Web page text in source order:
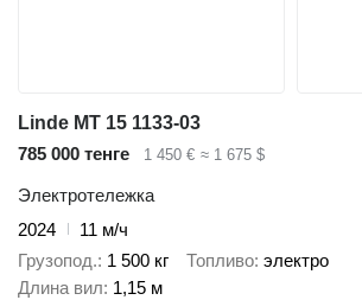
Linde MT 15 1133-03
785 000 тенге
1 450 € ≈ 1 675 $
Электротележка
2024
11 м/ч
Грузопод. 1 500 кг Топливо электро
Длина вил 1,15 м